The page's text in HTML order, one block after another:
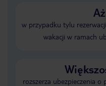
w przypadku tylu
wakacji w ramach
rozszerza ubezpieczenia o